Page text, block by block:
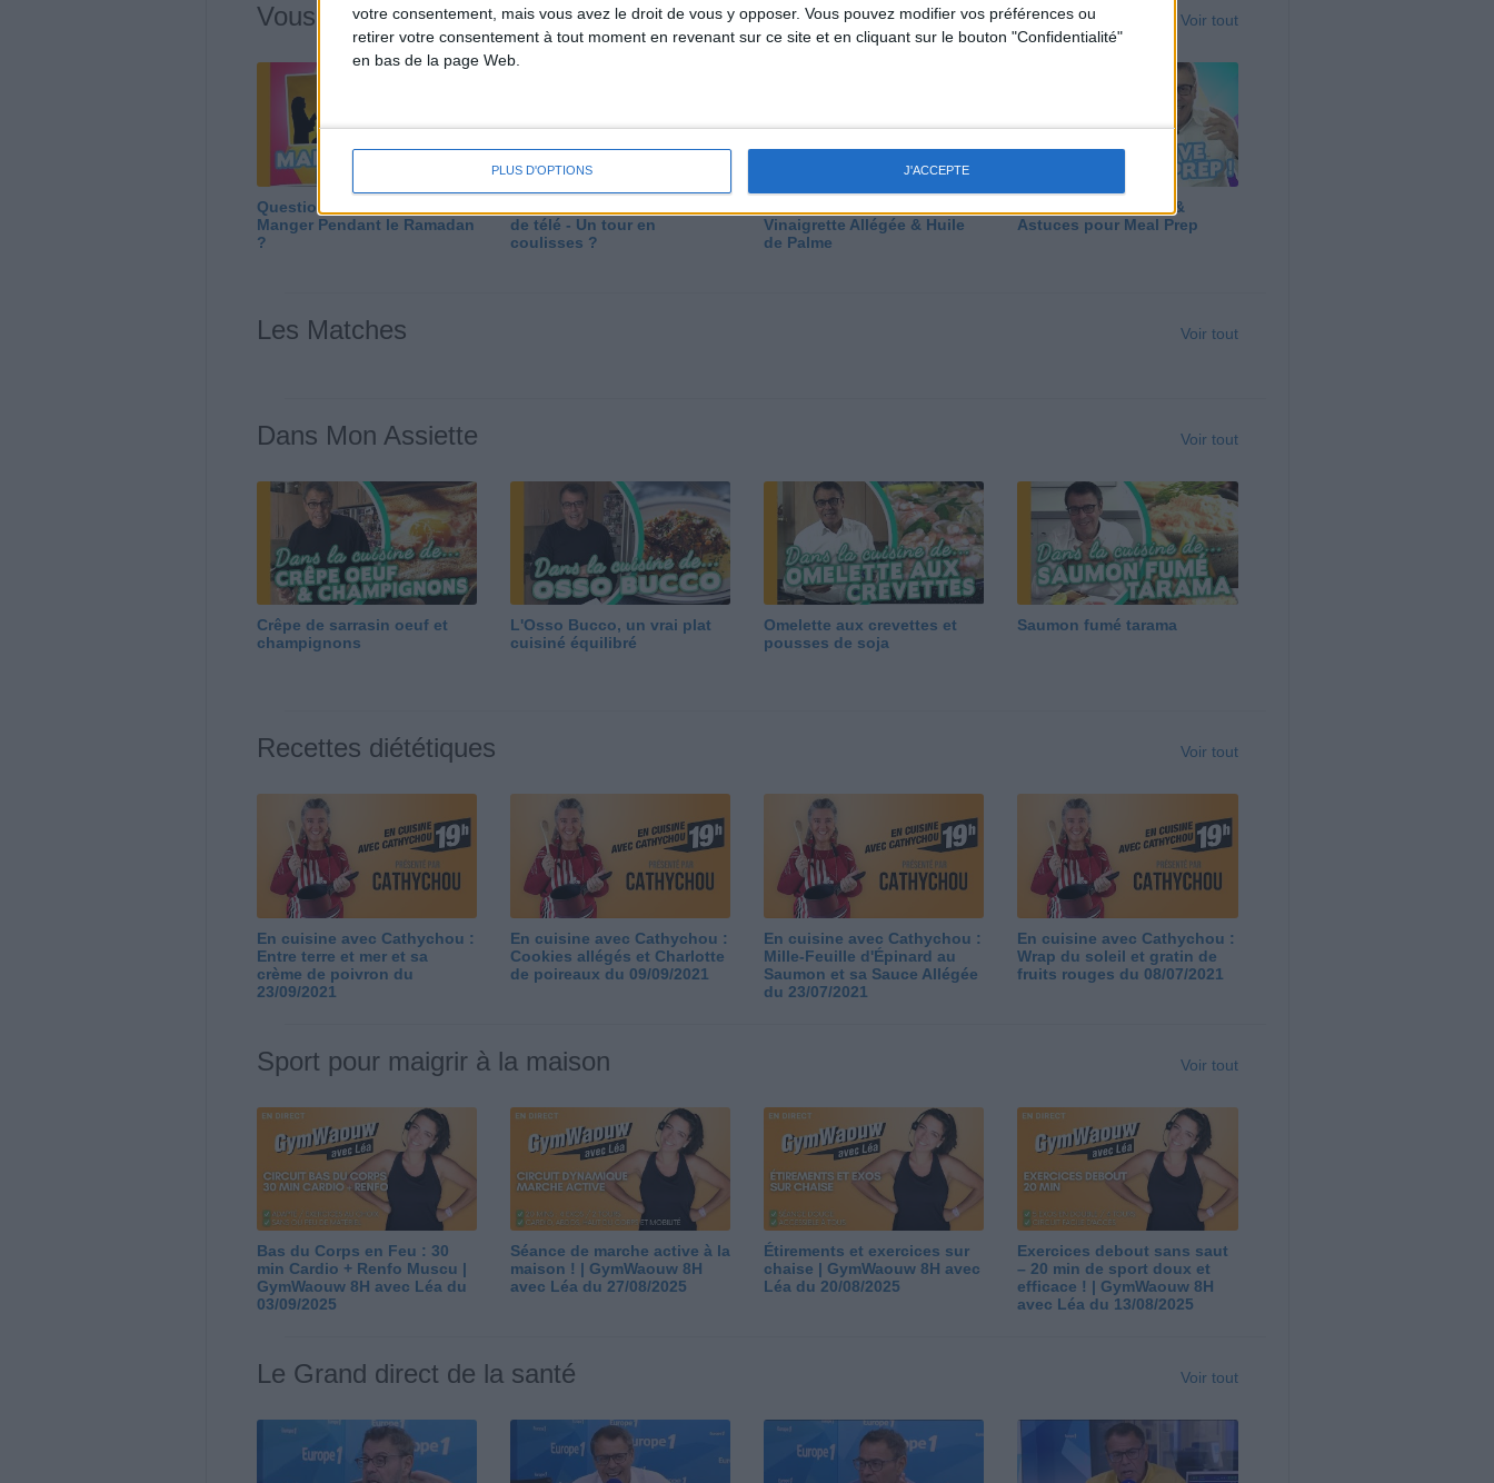
votre consentement, mais vous avez le droit de vous y opposer. Vous pouvez modifier vos préférences ou
retirer votre consentement à tout moment en revenant sur ce site et en cliquant sur le bouton "Confidentialité"
en bas de la page Web.
PLUS D'OPTIONS J'ACCEPTE
Vous m'avez demandé Voir tout
Question/Réponse : Que
Manger Pendant le Ramadan
?
de télé - Un tour en
coulisses ?
Vinaigrette Allégée & Huile
de Palme
Panga, Huile d'Olive &
Astuces pour Meal Prep
Les Matches Voir tout
Dans Mon Assiette Voir tout
Crêpe de sarrasin oeuf et
champignons
L'Osso Bucco, un vrai plat
cuisiné équilibré
Omelette aux crevettes et
pousses de soja
Saumon fumé tarama
Recettes diététiques Voir tout
En cuisine avec Cathychou :
Entre terre et mer et sa
crème de poivron du
23/09/2021
En cuisine avec Cathychou :
Cookies allégés et Charlotte
de poireaux du 09/09/2021
En cuisine avec Cathychou :
Mille-Feuille d'Épinard au
Saumon et sa Sauce Allégée
du 23/07/2021
En cuisine avec Cathychou :
Wrap du soleil et gratin de
fruits rouges du 08/07/2021
Sport pour maigrir à la maison Voir tout
Bas du Corps en Feu : 30
min Cardio + Renfo Muscu |
GymWaouw 8H avec Léa du
03/09/2025
Séance de marche active à la
maison ! | GymWaouw 8H
avec Léa du 27/08/2025
Étirements et exercices sur
chaise | GymWaouw 8H avec
Léa du 20/08/2025
Exercices debout sans saut
– 20 min de sport doux et
efficace ! | GymWaouw 8H
avec Léa du 13/08/2025
Le Grand direct de la santé Voir tout